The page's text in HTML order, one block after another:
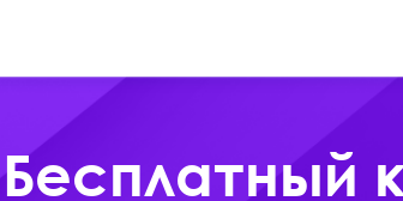
Бесплатный